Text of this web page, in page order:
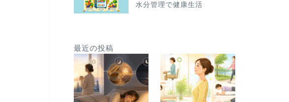
水分管理で健康生活
最近の投稿